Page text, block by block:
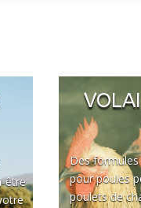
être
Des
pour poules
poulets de